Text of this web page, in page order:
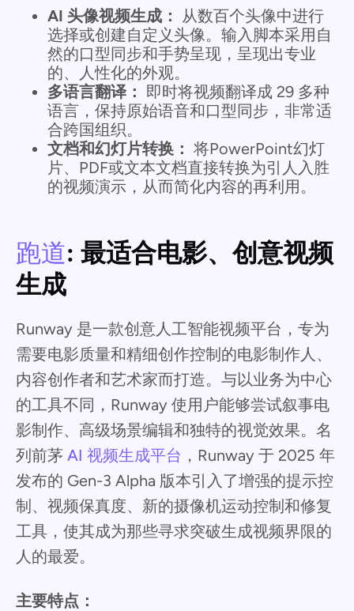
AI 头像视频生成：
从数百个头像中进行
选择或创建自定义头像。输入脚本采用自
然的口型同步和手势呈现，呈现出专业
的、人性化的外观。
多语言翻译： 即时将视频翻译成 29 多种
语言，保持原始语音和口型同步，非常适
合跨国组织。
文档和幻灯片转换： 将PowerPoint幻灯
片、PDF或文本文档直接转换为引人入胜
的视频演示，从而简化内容的再利用。
跑道: 最适合电影、创意视频
生成
Runway 是一款创意人工智能视频平台，专为
需要电影质量和精细创作控制的电影制作人、
内容创作者和艺术家而打造。与以业务为中心
的工具不同，Runway 使用户能够尝试叙事电
影制作、高级场景编辑和独特的视觉效果。名
列前茅 AI 视频生成平台 ，Runway 于 2025 年
发布的 Gen-3 Alpha 版本引入了增强的提示控
制、视频保真度、新的摄像机运动控制和修复
工具，使其成为那些寻求突破生成视频界限的
人的最爱。
主要特点：